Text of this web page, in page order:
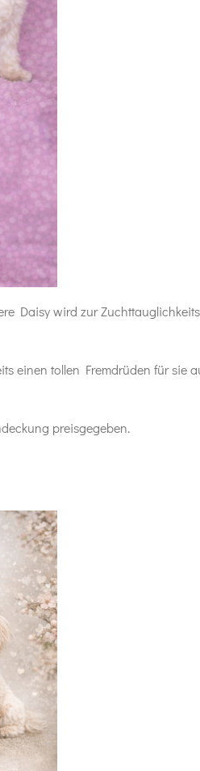
Daisy wird zur
einen tollen Fremdrüden für
preisgegeben.